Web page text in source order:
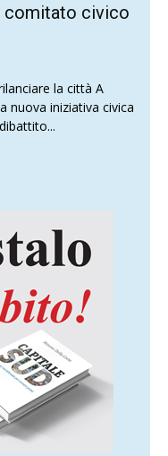
comitato civico
la città A
nuova iniziativa civica